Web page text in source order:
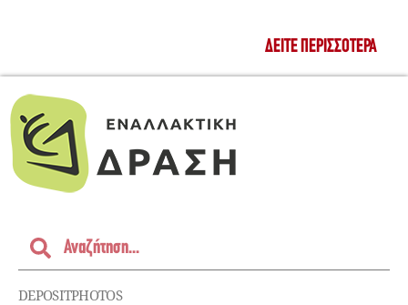
ΔΕΊΤΕ ΠΕΡΙΣΣΌΤΕΡΑ
DEPOSITPHOTOS